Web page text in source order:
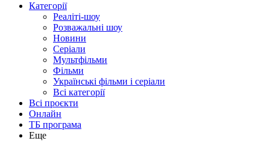
Категорії
Реаліті-шоу
Розважальні шоу
Новини
Серіали
Мультфільми
Фільми
Українські фільми і серіали
Всі категорії
Всі проєкти
Онлайн
ТБ програма
Еще